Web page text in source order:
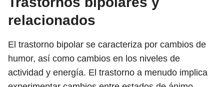
relacionados
El trastorno bipolar se caracteriza por cambios de
humor, así como cambios en los niveles de
actividad y energía. El trastorno a menudo implica